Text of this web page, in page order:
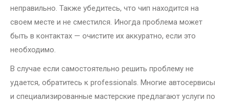
неправильно. Также убедитесь, что чип находится на
своем месте и не сместился. Иногда проблема может
быть в контактах — очистите их аккуратно, если это
необходимо.
В случае если самостоятельно решить проблему не
удается, обратитесь к professionals. Многие автосервисы
и специализированные мастерские предлагают услуги по